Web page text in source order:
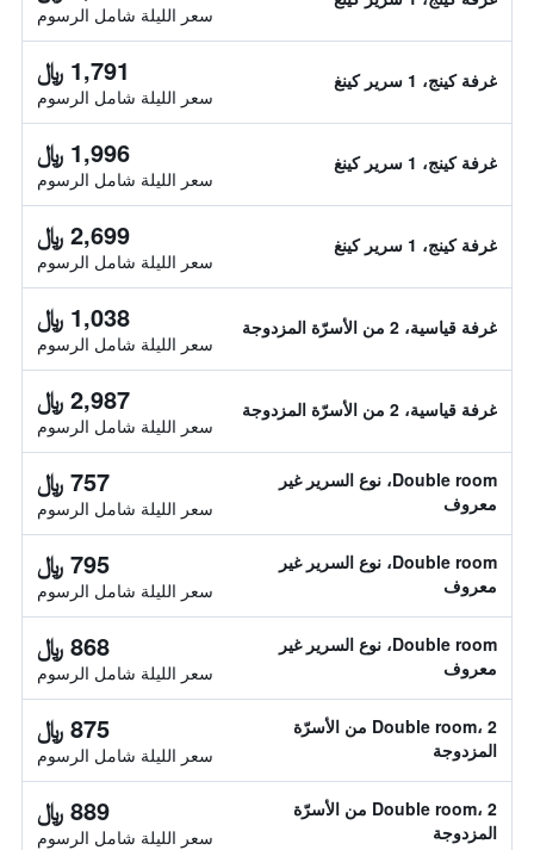
سعر الليلة شامل الرسوم
غرفة كينج، 1 سرير كينغ 1,791 ﷼
سعر الليلة شامل الرسوم
غرفة كينج، 1 سرير كينغ 1,996 ﷼
سعر الليلة شامل الرسوم
غرفة كينج، 1 سرير كينغ 2,699 ﷼
سعر الليلة شامل الرسوم
غرفة قياسية، 2 من الأسرّة المزدوجة 1,038 ﷼
سعر الليلة شامل الرسوم
غرفة قياسية، 2 من الأسرّة المزدوجة 2,987 ﷼
سعر الليلة شامل الرسوم
Double room، نوع السرير غير
معروف
757 ﷼
سعر الليلة شامل الرسوم
Double room، نوع السرير غير
معروف
795 ﷼
سعر الليلة شامل الرسوم
Double room، نوع السرير غير
معروف
868 ﷼
سعر الليلة شامل الرسوم
Double room، 2 من الأسرّة
المزدوجة
875 ﷼
سعر الليلة شامل الرسوم
Double room، 2 من الأسرّة
المزدوجة
889 ﷼
سعر الليلة شامل الرسوم